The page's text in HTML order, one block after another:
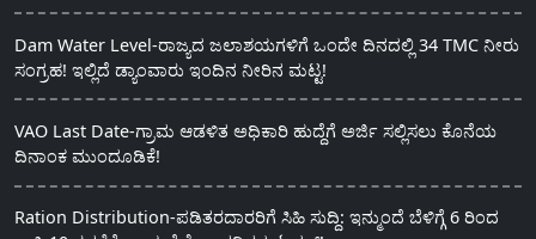
Dam Water Level-ರಾಜ್ಯದ ಜಲಾಶಯಗಳಿಗೆ ಒಂದೇ ದಿನದಲ್ಲಿ 34 TMC ನೀರು
ಸಂಗ್ರಹ! ಇಲ್ಲಿದೆ ಡ್ಯಾಂವಾರು ಇಂದಿನ ನೀರಿನ ಮಟ್ಟ!
VAO Last Date-ಗ್ರಾಮ ಆಡಳಿತ ಅಧಿಕಾರಿ ಹುದ್ದೆಗೆ ಅರ್ಜಿ ಸಲ್ಲಿಸಲು ಕೊನೆಯ
ದಿನಾಂಕ ಮುಂದೂಡಿಕೆ!
Ration Distribution-ಪಡಿತರದಾರರಿಗೆ ಸಿಹಿ ಸುದ್ದಿ: ಇನ್ಮುಂದೆ ಬೆಳಿಗ್ಗೆ 6 ರಿಂದ